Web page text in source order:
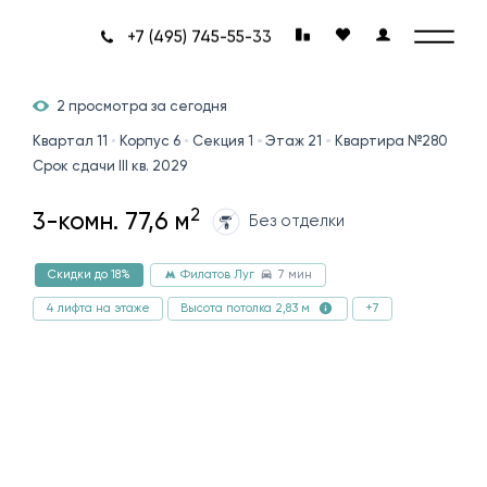
+7 (495) 745-55-33
2 просмотра за сегодня
Квартал 11 Корпус 6 Секция 1 Этаж 21
Квартира №280
Срок сдачи III кв. 2029
3-комн. 77,6 м2 Без отделки
Скидки до 18% Филатов Луг 7 мин
4 лифта на этаже Высота потолка 2,83 м +7